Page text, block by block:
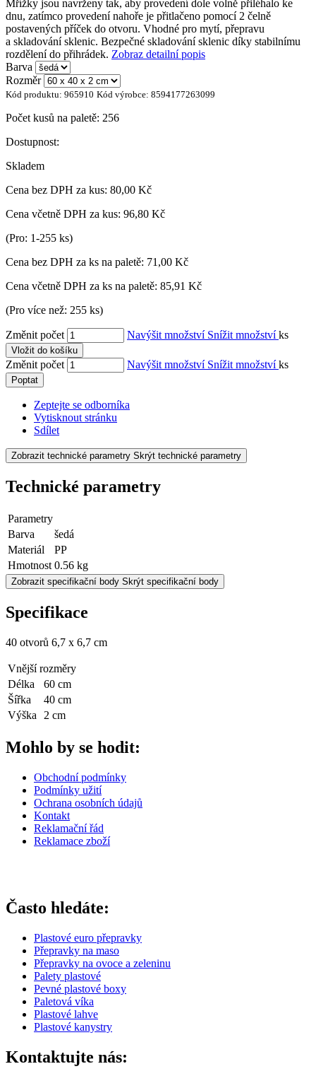
Mřížky jsou navrženy tak, aby provedení dole volně přiléhalo ke
dnu, zatímco provedení nahoře je přitlačeno pomocí 2 čelně
postavených příček do otvoru. Vhodné pro mytí, přepravu
a skladování sklenic. Bezpečné skladování sklenic díky stabilnímu
rozdělení do přihrádek. Zobraz detailní popis
Barva
Rozměr
Kód produktu: 965910 Kód výrobce: 8594177263099
Počet kusů na paletě: 256
Dostupnost:
Skladem
Cena bez DPH za kus: 80,00 Kč
Cena včetně DPH za kus: 96,80 Kč
(Pro: 1-255 ks)
Cena bez DPH za ks na paletě: 71,00 Kč
Cena včetně DPH za ks na paletě: 85,91 Kč
(Pro více než: 255 ks)
Změnit počet Navýšit množství Snížit množstvíks
Vložit do košíku
Změnit počet Navýšit množství Snížit množstvíks
Poptat
Zeptejte se odborníka
Vytisknout stránku
Sdílet
Zobrazit technické parametry Skrýt technické parametry
Technické parametry
Parametry
Barva
šedá
Materiál
PP
Hmotnost 0.56 kg
Zobrazit specifikační body Skrýt specifikační body
Specifikace
40 otvorů 6,7 x 6,7 cm
Vnější rozměry
Délka
60 cm
Šířka
40 cm
Výška
2 cm
Mohlo by se hodit:
Obchodní podmínky
Podmínky užití
Ochrana osobních údajů
Kontakt
Reklamační řád
Reklamace zboží
Často hledáte:
Plastové euro přepravky
Přepravky na maso
Přepravky na ovoce a zeleninu
Palety plastové
Pevné plastové boxy
Paletová víka
Plastové lahve
Plastové kanystry
Kontaktujte nás: